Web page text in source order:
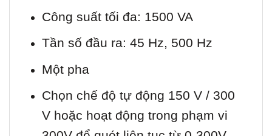
Công suất tối đa: 1500 VA
Tần số đầu ra: 45 Hz, 500 Hz
Một pha
Chọn chế độ tự động 150 V / 300
V hoặc hoạt động trong phạm vi